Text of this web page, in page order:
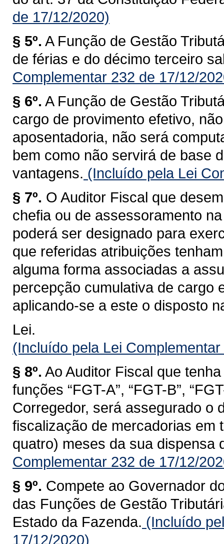
de 17/12/2020)
§ 5º. A Função de Gestão
de férias e do décimo terceiro
Complementar 232 de 17/12/
§ 6º. A Função de Gestão
cargo de provimento efetivo,
aposentadoria, não será
bem como não servirá de base
vantagens. (Incluído pela Lei
§ 7º. O Auditor Fiscal que
chefia ou de assessoramento
poderá ser designado para
que referidas atribuições
alguma forma associadas a
percepção cumulativa de cargo
aplicando-se a este o disposto
Lei.
(Incluído pela Lei
§ 8º. Ao Auditor Fiscal que
funções “FGT-A”, “FGT-B”,
Corregedor, será assegurado o
fiscalização de mercadorias em
quatro) meses da sua dispensa
Complementar 232 de 17/12/
§ 9º. Compete ao Governador
das Funções de Gestão
Estado da Fazenda. (Incluído
17/12/2020)